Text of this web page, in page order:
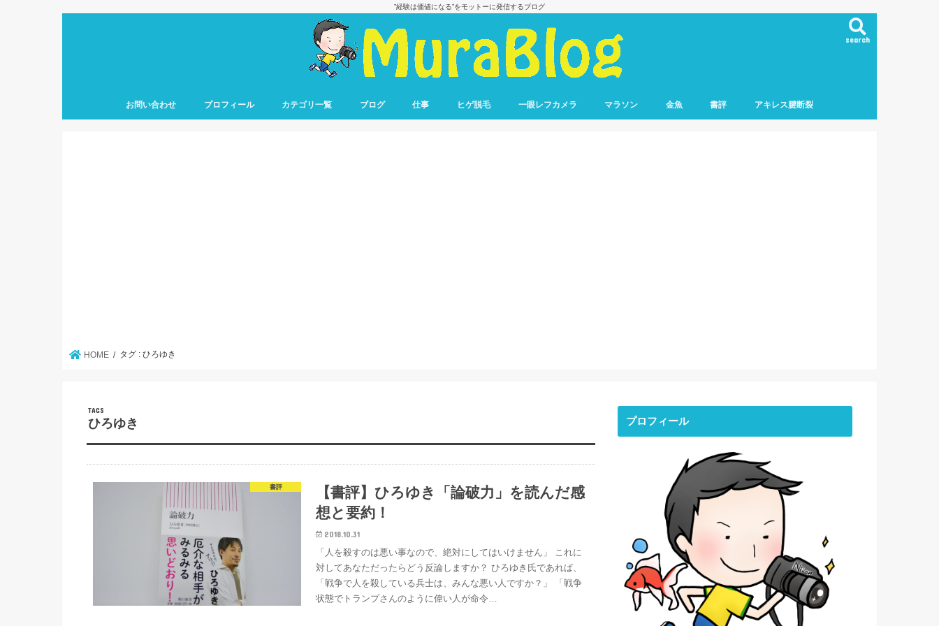
”経験は価値になる”をモットーに発信するブログ
search
お問い合わせ プロフィール カテゴリ一覧 ブログ 仕事 ヒゲ脱毛 一眼レフカメラ マラソン 金魚 書評 アキレス腱断裂
HOME タグ : ひろゆき
ひろゆき
書評
【書評】ひろゆき「論破力」を読んだ感
想と要約！
2018.10.31
「人を殺すのは悪い事なので、絶対にしてはいけません」 これに
対してあなただったらどう反論しますか？ ひろゆき氏であれば、
「戦争で人を殺している兵士は、みんな悪い人ですか？」 「戦争
状態でトランプさんのように偉い人が命令…
プロフィール